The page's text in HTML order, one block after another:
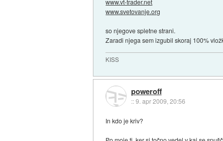
www.vt-trader.net
www.svetovanje.org
so njegove spletne strani.
Zaradi njega sem izgubil skoraj 100%
KISS
poweroff
::9. apr 2009, 20:56
In kdo je kriv?